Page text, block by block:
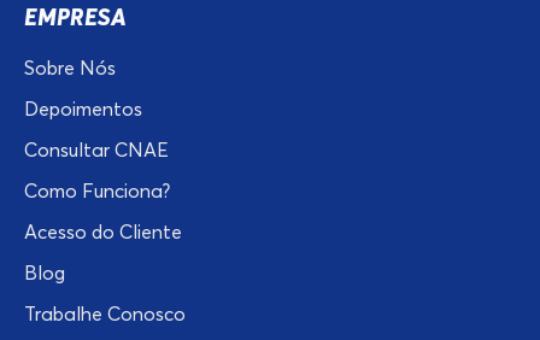
EMPRESA
Sobre Nós
Depoimentos
Consultar CNAE
Como Funciona?
Acesso do Cliente
Blog
Trabalhe Conosco